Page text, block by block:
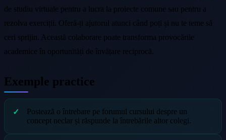
de studiu virtuale pentru a lucra la proiecte comune sau pentru a
rezolva exerciții. Oferă-ți ajutorul atunci când poți și nu te teme să
ceri sprijin. Această colaborare poate transforma provocările
academice în oportunități de învățare reciprocă.
Exemple practice
Postează o întrebare pe forumul cursului despre un
concept neclar și răspunde la întrebările altor colegi.